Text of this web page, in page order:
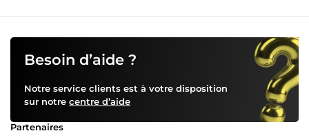
Besoin d’aide ?
Notre service clients est à votre disposition
sur notre centre d’aide
Partenaires